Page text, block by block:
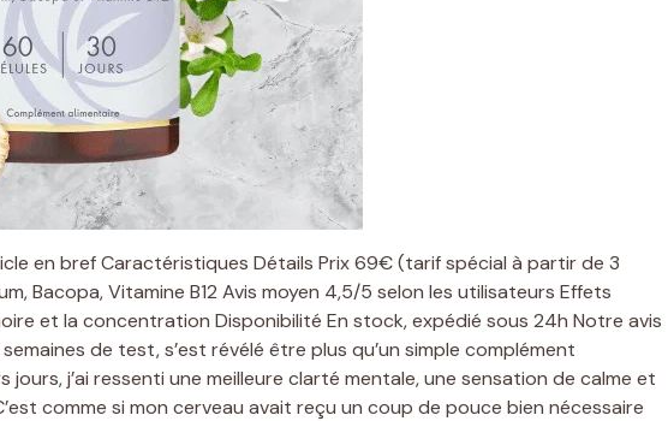
en bref Caractéristiques Détails Prix 69€ (tarif spécial à partir de 3
Bacopa, Vitamine B12 Avis moyen 4,5/5 selon les utilisateurs Effets
et la concentration Disponibilité En stock, expédié sous 24h Notre avis
de test, s’est révélé être plus qu’un simple complément
jours, j’ai ressenti une meilleure clarté mentale, une sensation de calme et
comme si mon cerveau avait reçu un coup de pouce bien nécessaire